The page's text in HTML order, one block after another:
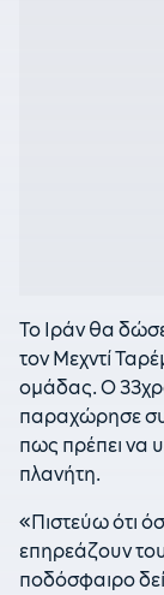
Το Ιράν θα
τον Μεχντί
ομάδας. Ο
παραχώρησε
πως πρέπει να
πλανήτη.
«Πιστεύω ότι
επηρεάζουν
ποδόσφαιρο